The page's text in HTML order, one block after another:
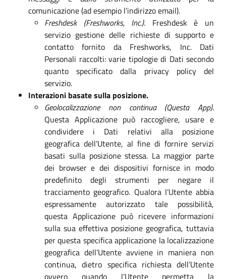
comunicazione (ad esempio l’indirizzo email).
Freshdesk (Freshworks, Inc.). Freshdesk è un
servizio gestione delle richieste di supporto e
contatto fornito da Freshworks, Inc. Dati
Personali raccolti: varie tipologie di Dati secondo
quanto specificato dalla privacy policy del
servizio.
Interazioni basate sulla posizione.
Geolocalizzazione non continua (Questa App).
Questa Applicazione può raccogliere, usare e
condividere i Dati relativi alla posizione
geografica dell’Utente, al fine di fornire servizi
basati sulla posizione stessa. La maggior parte
dei browser e dei dispositivi fornisce in modo
predefinito degli strumenti per negare il
tracciamento geografico. Qualora l’Utente abbia
espressamente autorizzato tale possibilità,
questa Applicazione può ricevere informazioni
sulla sua effettiva posizione geografica, tuttavia
per questa specifica applicazione la localizzazione
geografica dell’Utente avviene in maniera non
continua, dietro specifica richiesta dell’Utente
ovvero quando l’Utente permetta la